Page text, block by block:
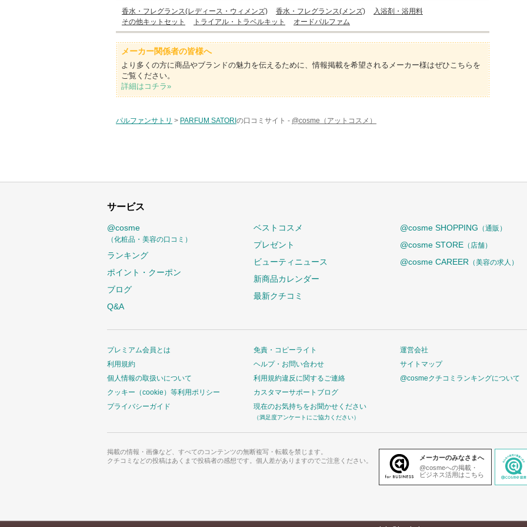
香水・フレグランス(レディース・ウィメンズ) 香水・フレグランス(メンズ)
入浴剤・浴用料
その他キットセット
トライアル・トラベルキット オードパルファム
メーカー関係者の皆様へ
より多くの方に商品やブランドの魅力を伝えるために、情報掲載を希望されるメーカー様はぜひこちらを
ご覧ください。
詳細はコチラ»
パルファンサトリ > PARFUM SATORI の口コミサイト - @cosme（アットコスメ）
サービス
@cosme
（化粧品・美容の口コミ）
ランキング
ポイント・クーポン
ブログ
Q&A
ベストコスメ
プレゼント
ビューティニュース
新商品カレンダー
最新クチコミ
@cosme SHOPPING （通販）
@cosme STORE （店舗）
@cosme CAREER （美容の求人）
プレミアム会員とは
利用規約
個人情報の取扱いについて
クッキー（cookie）等利用ポリシー
プライバシーガイド
免責・コピーライト
ヘルプ・お問い合わせ
利用規約違反に関するご連絡
カスタマーサポートブログ
現在のお気持ちをお聞かせください
（満足度アンケートにご協力ください）
運営会社
サイトマップ
@cosmeクチコミランキングについて
掲載の情報・画像など、すべてのコンテンツの無断複写・転載を禁じます。
クチコミなどの投稿はあくまで投稿者の感想です。個人差がありますのでご注意ください。
メーカーのみなさまへ
@cosmeへの掲載・
ビジネス活用はこちら